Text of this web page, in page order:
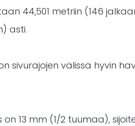
44,501 metriin (146
asti.
sivurajojen välissä hyvin
13 mm (1/2 tuumaa),